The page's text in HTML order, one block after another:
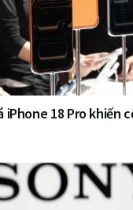
iPhone 18 Pro khiến